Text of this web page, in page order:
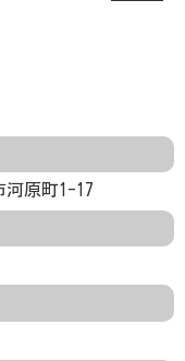
河原町1-17